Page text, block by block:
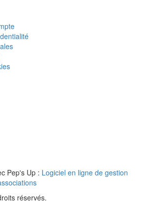
Pep's Up : Logiciel en ligne de gestion
réservés.